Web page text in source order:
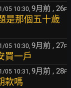
05 10:30, 9月前 , 26F
是那個五十歲
05 10:30, 9月前 , 27F
買一戶
05 10:31, 9月前 , 28F
款嗎